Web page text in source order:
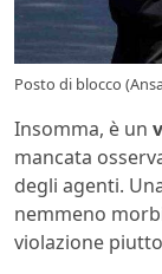
Posto di blocco
Insomma, è un
mancata
degli agenti.
nemmeno
violazione